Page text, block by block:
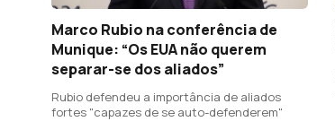
Marco Rubio na conferência de
Munique: “Os EUA não querem
separar-se dos aliados”
Rubio defendeu a importância de aliados
fortes "capazes de se auto-defenderem"